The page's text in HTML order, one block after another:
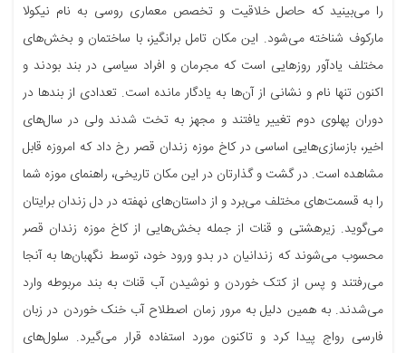
را می‌بینید که حاصل خلاقیت و تخصص معماری روسی به نام نیکولا
مارکوف شناخته می‌شود. این مکان تامل برانگیز، با ساختمان و بخش‌های
مختلف یادآور روزهایی است که مجرمان و افراد سیاسی در بند بودند و
اکنون تنها نام و نشانی از آن‌ها به یادگار مانده است. تعدادی از بندها در
دوران پهلوی دوم تغییر یافتند و مجهز به تخت شدند ولی در سال‌های
اخیر، بازسازی‌هایی اساسی در کاخ موزه زندان قصر رخ داد که امروزه قابل
مشاهده است. در گشت و گذارتان در این مکان تاریخی، راهنمای موزه شما
را به قسمت‌های مختلف می‌برد و از داستان‌های نهفته در دل زندان برایتان
می‌گوید. زیرهشتی و قنات از جمله بخش‌هایی از کاخ موزه زندان قصر
محسوب می‌شوند که زندانیان در بدو ورود خود، توسط نگهبان‌ها به آنجا
می‌رفتند و پس از کتک خوردن و نوشیدن آب قنات به بند مربوطه وارد
می‌شدند. به همین دلیل به مرور زمان اصطلاح آب خنک خوردن در زبان
فارسی رواج پیدا کرد و تاکنون مورد استفاده قرار می‌گیرد. سلول‌های